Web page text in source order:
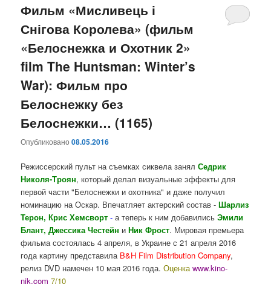
основному
содержимому
дополнительному
содержимому
Фильм «Мисливець і
Снігова Королева» (фильм
«Белоснежка и Охотник 2»
film The Huntsman: Winter’s
War): Фильм про
Белоснежку без
Белоснежки… (1165)
Опубликовано08.05.2016
Режиссерский пульт на съемках сиквела занялСедрик
Николя-Троян, который делал визуальные эффекты для
первой части "Белоснежки и охотника" и даже получил
номинацию на Оскар. Впечатляет актерский состав -Шарлиз
Терон, Крис Хемсворт- а теперь к ним добавилисьЭмили
Блант, Джессика Честейн иНик Фрост. Мировая премьера
фильма состоялась 4 апреля, в Украине с 21 апреля 2016
года картину представила B&H Film Distribution Company,
релиз DVD намечен 10 мая 2016 года.Оценка www.kino-
nik.com7/10